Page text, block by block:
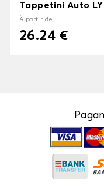
Tappetini Auto
À partir de
26.24 €